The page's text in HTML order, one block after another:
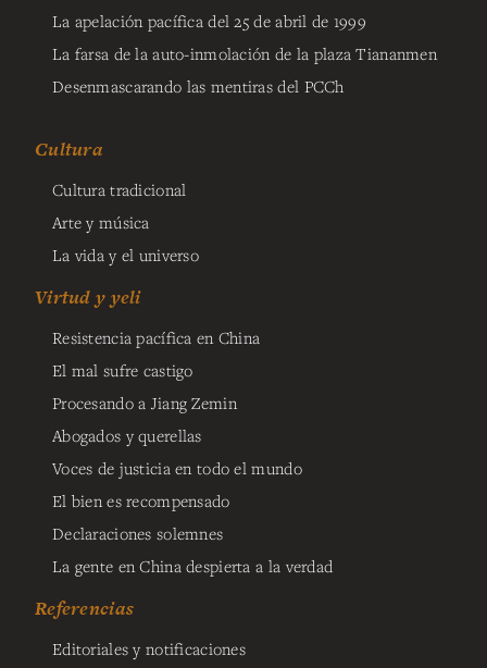
La apelación pacífica del 25 de abril de 1999
La farsa de la auto-inmolación de la plaza Tiananmen
Desenmascarando las mentiras del PCCh
Cultura
Cultura tradicional
Arte y música
La vida y el universo
Virtud y yeli
Resistencia pacífica en China
El mal sufre castigo
Procesando a Jiang Zemin
Abogados y querellas
Voces de justicia en todo el mundo
El bien es recompensado
Declaraciones solemnes
La gente en China despierta a la verdad
Referencias
Editoriales y notificaciones